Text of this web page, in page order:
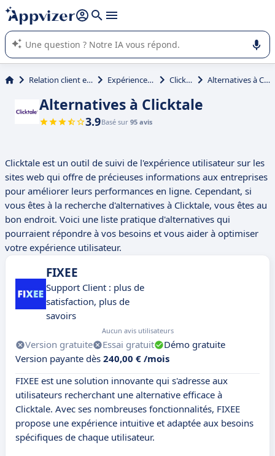
répondre (plusieurs lignes avec
L'IA de Appvizer vous guide dans l'utilisation ou la sélection de
logiciel SaaS en entreprise.
Relation client et vente Expérience client Clicktale Alternatives à Clicktale
Alternatives à Clicktale
3.9Basé sur 95 avis
Clicktale est un outil de suivi de l'expérience utilisateur sur les
sites web qui offre de précieuses informations aux entreprises
pour améliorer leurs performances en ligne. Cependant, si
vous êtes à la recherche d'alternatives à Clicktale, vous êtes au
bon endroit. Voici une liste pratique d'alternatives qui
pourraient répondre à vos besoins et vous aider à optimiser
votre expérience utilisateur.
FIXEE
Support Client : plus de
satisfaction, plus de
savoirs
Aucun avis utilisateurs
Version gratuite Essai gratuit
Démo gratuite
Version payante dès 240,00 € /mois
FIXEE est une solution innovante qui s'adresse aux
utilisateurs recherchant une alternative efficace à
Clicktale. Avec ses nombreuses fonctionnalités, FIXEE
propose une expérience intuitive et adaptée aux besoins
spécifiques de chaque utilisateur.